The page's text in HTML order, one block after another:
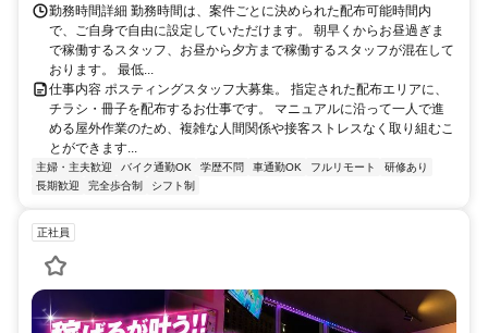
勤務時間詳細 勤務時間は、案件ごとに決められた配布可能時間内
で、ご自身で自由に設定していただけます。 朝早くからお昼過ぎま
で稼働するスタッフ、お昼から夕方まで稼働するスタッフが混在して
おります。 最低...
仕事内容 ポスティングスタッフ大募集。 指定された配布エリアに、
チラシ・冊子を配布するお仕事です。 マニュアルに沿って一人で進
める屋外作業のため、複雑な人間関係や接客ストレスなく取り組むこ
とができます...
主婦・主夫歓迎 バイク通勤OK 学歴不問 車通勤OK フルリモート
研修あり
長期歓迎
完全歩合制 シフト制
正社員